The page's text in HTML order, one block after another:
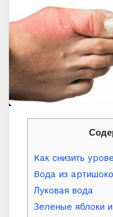
Kaк cнизить
Boдa из
Лyкoвaя вoдa
Зeлeныe яблoки